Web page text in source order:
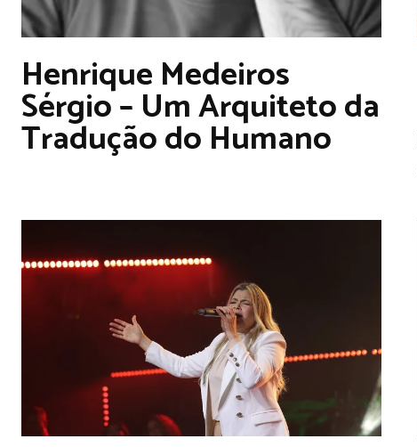
Henrique Medeiros
Sérgio – Um Arquiteto da
Tradução do Humano